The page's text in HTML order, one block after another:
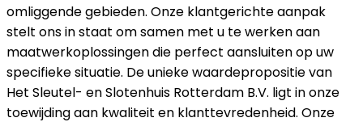
omliggende gebieden. Onze klantgerichte aanpak
stelt ons in staat om samen met u te werken aan
maatwerkoplossingen die perfect aansluiten op uw
specifieke situatie. De unieke waardepropositie van
Het Sleutel- en Slotenhuis Rotterdam B.V. ligt in onze
toewijding aan kwaliteit en klanttevredenheid. Onze